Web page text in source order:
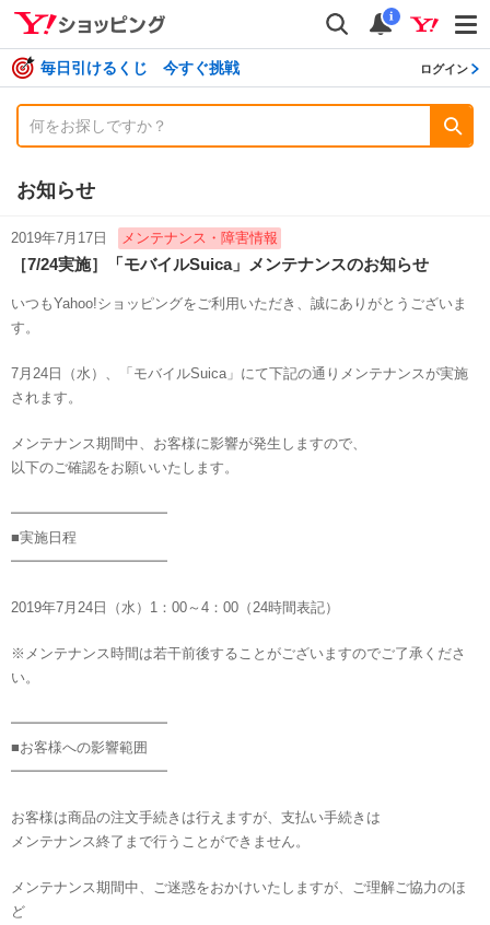
検索
通知
i
毎日引けるくじ 今すぐ挑戦 ログイン
お知らせ
2019年7月17日 メンテナンス・障害情報
［7/24実施］「モバイルSuica」メンテナンスのお知らせ
いつもYahoo!ショッピングをご利用いただき、誠にありがとうございま
す。
7月24日（水）、「モバイルSuica」にて下記の通りメンテナンスが実施
されます。
メンテナンス期間中、お客様に影響が発生しますので、
以下のご確認をお願いいたします。
━━━━━━━━━━━
■実施日程
━━━━━━━━━━━
2019年7月24日（水）1：00～4：00（24時間表記）
※メンテナンス時間は若干前後することがございますのでご了承くださ
い。
━━━━━━━━━━━
■お客様への影響範囲
━━━━━━━━━━━
お客様は商品の注文手続きは行えますが、支払い手続きは
メンテナンス終了まで行うことができません。
メンテナンス期間中、ご迷惑をおかけいたしますが、ご理解ご協力のほ
ど